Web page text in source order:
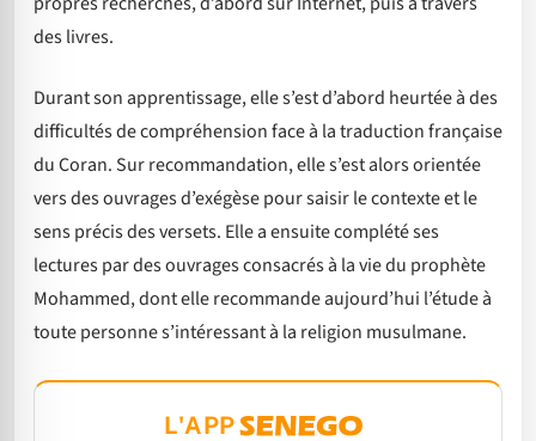
des livres.
Durant son apprentissage, elle s’est d’abord heurtée à des
difficultés de compréhension face à la traduction française
du Coran. Sur recommandation, elle s’est alors orientée
vers des ouvrages d’exégèse pour saisir le contexte et le
sens précis des versets. Elle a ensuite complété ses
lectures par des ouvrages consacrés à la vie du prophète
Mohammed, dont elle recommande aujourd’hui l’étude à
toute personne s’intéressant à la religion musulmane.
L'APP